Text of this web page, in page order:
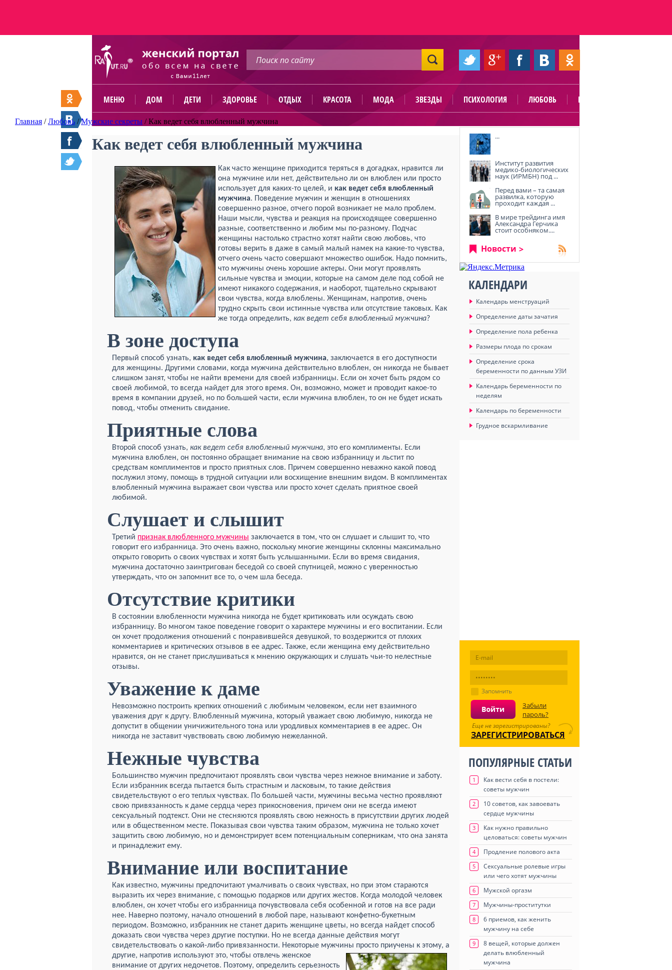
МЕНЮ ДОМ ДЕТИ ЗДОРОВЬЕ ОТДЫХ КРАСОТА МОДА ЗВЕЗДЫ ПСИХОЛОГИЯ ЛЮБОВЬ ПОЛЕЗНО
Главная /Любовь /Мужские секреты /Как ведет себя влюбленный мужчина
Как ведет себя влюбленный мужчина
Как часто женщине приходится теряться в догадках, нравится ли
она мужчине или нет, действительно ли он влюблен или просто
использует для каких-то целей, и как ведет себя влюбленный
мужчина. Поведение мужчин и женщин в отношениях
совершенно разное, отчего порой возникает не мало проблем.
Наши мысли, чувства и реакция на происходящее совершенно
разные, соответственно и любим мы по-разному. Подчас
женщины настолько страстно хотят найти свою любовь, что
готовы верить в даже в самый малый намек на какие-то чувства,
отчего очень часто совершают множество ошибок. Надо помнить,
что мужчины очень хорошие актеры. Они могут проявлять
сильные чувства и эмоции, которые на самом деле под собой не
имеют никакого содержания, и наоборот, тщательно скрывают
свои чувства, когда влюблены. Женщинам, напротив, очень
трудно скрыть свои истинные чувства или отсутствие таковых. Как
же тогда определить, как ведет себя влюбленный мужчина?
В зоне доступа
Первый способ узнать, как ведет себя влюбленный мужчина, заключается в его доступности
для женщины. Другими словами, когда мужчина действительно влюблен, он никогда не бывает
слишком занят, чтобы не найти времени для своей избранницы. Если он хочет быть рядом со
своей любимой, то всегда найдет для этого время. Он, возможно, может и проводит какое-то
время в компании друзей, но по большей части, если мужчина влюблен, то он не будет искать
повод, чтобы отменить свидание.
Приятные слова
Второй способ узнать, как ведет себя влюбленный мужчина, это его комплименты. Если
мужчина влюблен, он постоянно обращает внимание на свою избранницу и льстит по
средствам комплиментов и просто приятных слов. Причем совершенно неважно какой повод
послужил этому, помощь в трудной ситуации или восхищение внешним видом. В комплиментах
влюбленный мужчина выражает свои чувства или просто хочет сделать приятное своей
любимой.
Слушает и слышит
Третий признак влюбленного мужчины заключается в том, что он слушает и слышит то, что
говорит его избранница. Это очень важно, поскольку многие женщины склонны максимально
открыто говорить о своих чувствах и хотят быть услышанными. Если во время свидания,
мужчина достаточно заинтригован беседой со своей спутницей, можно с уверенностью
утверждать, что он запомнит все то, о чем шла беседа.
Отсутствие критики
В состоянии влюбленности мужчина никогда не будет критиковать или осуждать свою
избранницу. Во многом такое поведение говорит о характере мужчины и его воспитании. Если
он хочет продолжения отношений с понравившейся девушкой, то воздержится от плохих
комментариев и критических отзывов в ее адрес. Также, если женщина ему действительно
нравится, он не станет прислушиваться к мнению окружающих и слушать чьи-то нелестные
отзывы.
Уважение к даме
Невозможно построить крепких отношений с любимым человеком, если нет взаимного
уважения друг к другу. Влюбленный мужчина, который уважает свою любимую, никогда не
допустит в общении уничижительного тона или уродливых комментариев в ее адрес. Он
никогда не заставит чувствовать свою любимую нежеланной.
Нежные чувства
Большинство мужчин предпочитают проявлять свои чувства через нежное внимание и заботу.
Если избранник всегда пытается быть страстным и ласковым, то такие действия
свидетельствуют о его теплых чувствах. По большей части, мужчины весьма честно проявляют
свою привязанность к даме сердца через прикосновения, причем они не всегда имеют
сексуальный подтекст. Они не стесняются проявлять свою нежность в присутствии других людей
или в общественном месте. Показывая свои чувства таким образом, мужчина не только хочет
защитить свою любимую, но и демонстрирует всем потенциальным соперникам, что она занята
и принадлежит ему.
Внимание или воспитание
Как известно, мужчины предпочитают умалчивать о своих чувствах, но при этом стараются
выразить их через внимание, с помощью подарков или других жестов. Когда молодой человек
влюблен, он хочет чтобы его избранница почувствовала себя особенной и готов на все ради
нее. Наверно поэтому, начало отношений в любой паре, называют конфетно-букетным
периодом. Возможно, избранник не станет дарить женщине цветы, но всегда найдет способ
доказать свои чувства через другие поступки. Но не всегда данные действия могут
свидетельствовать о какой-либо привязанности. Некоторые мужчины просто приучены к этому, а
другие, напротив используют это, чтобы отвлечь женское
внимание от других недочетов. Поэтому, определить серьезность
...
Институт развития
медико-биологических
наук (ИРМБН) под ...
Перед вами – та самая
развилка, которую
проходит каждая ...
В мире трейдинга имя
Александра Герчика
стоит особняком....
Новости
КАЛЕНДАРИ
Календарь менструаций
Определение даты зачатия
Определение пола ребенка
Размеры плода по срокам
Определение срока
беременности по данным УЗИ
Календарь беременности по
неделям
Календарь по беременности
Грудное вскармливание
Запомнить
Забыли
пароль?
Еще не зарегистрированы?
ЗАРЕГИСТРИРОВАТЬСЯ
ПОПУЛЯРНЫЕ СТАТЬИ
1
Как вести себя в постели:
советы мужчин
2
10 советов, как завоевать
сердце мужчины
3
Как нужно правильно
целоваться: советы мужчин
4 Продление полового акта
5
Сексуальные ролевые игры
или чего хотят мужчины
6 Мужской оргазм
7 Мужчины-проститутки
8
6 приемов, как женить
мужчину на себе
9
8 вещей, которые должен
делать влюбленный
мужчина